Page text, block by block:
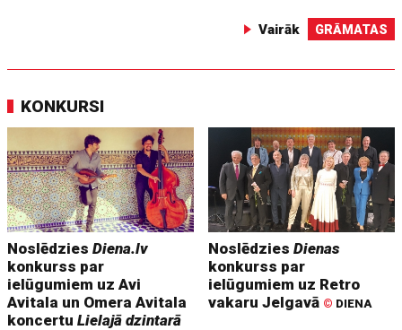
Vairāk GRĀMATAS
KONKURSI
NoslēdziesDiena.lv
konkurss par
ielūgumiem uz Avi
Avitala un Omera Avitala
koncertuLielajā dzintarā
NoslēdziesDienas
konkurss par
ielūgumiem uz Retro
vakaru Jelgavā © DIENA